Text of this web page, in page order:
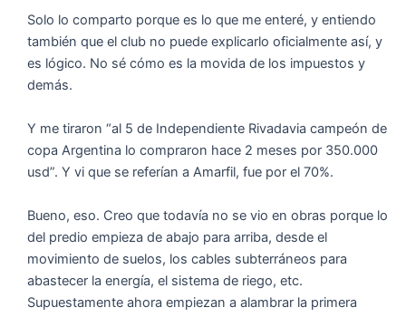
Solo lo comparto porque es lo que me enteré, y entiendo
también que el club no puede explicarlo oficialmente así, y
es lógico. No sé cómo es la movida de los impuestos y
demás.
Y me tiraron “al 5 de Independiente Rivadavia campeón de
copa Argentina lo compraron hace 2 meses por 350.000
usd”. Y vi que se referían a Amarfil, fue por el 70%.
Bueno, eso. Creo que todavía no se vio en obras porque lo
del predio empieza de abajo para arriba, desde el
movimiento de suelos, los cables subterráneos para
abastecer la energía, el sistema de riego, etc.
Supuestamente ahora empiezan a alambrar la primera